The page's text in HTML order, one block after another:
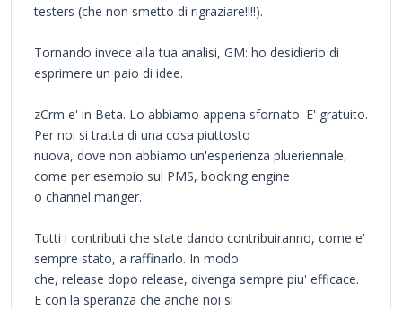
testers (che non smetto di rigraziare!!!!).
Tornando invece alla tua analisi, GM: ho desidierio di
esprimere un paio di idee.
zCrm e' in Beta. Lo abbiamo appena sfornato. E' gratuito.
Per noi si tratta di una cosa piuttosto
nuova, dove non abbiamo un'esperienza plueriennale,
come per esempio sul PMS, booking engine
o channel manger.
Tutti i contributi che state dando contribuiranno, come e'
sempre stato, a raffinarlo. In modo
che, release dopo release, divenga sempre piu' efficace.
E con la speranza che anche noi si